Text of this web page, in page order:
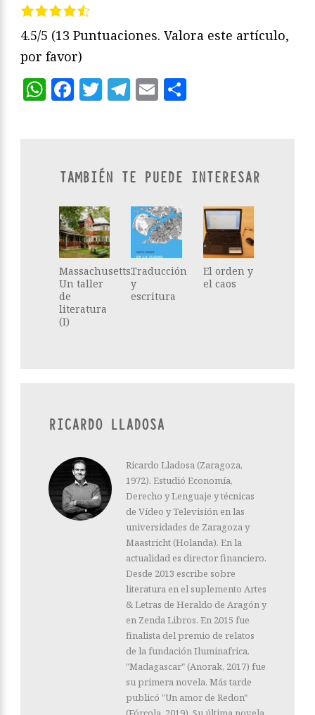
4.5/5 (13 Puntuaciones. Valora este artículo,
por favor)
WhatsApp
Facebook
Twitter
Telegram
Email
TAMBIÉN TE PUEDE INTERESAR
Massachusetts.
Un taller
de
literatura
(I)
Traducción
y
escritura
El orden y
el caos
RICARDO LLADOSA
Ricardo Lladosa (Zaragoza,
1972). Estudió Economía,
Derecho y Lenguaje y técnicas
de Vídeo y Televisión en las
universidades de Zaragoza y
Maastricht (Holanda). En la
actualidad es director financiero.
Desde 2013 escribe sobre
literatura en el suplemento Artes
& Letras de Heraldo de Aragón y
en Zenda Libros. En 2015 fue
finalista del premio de relatos
de la fundación Iluminafrica.
"Madagascar" (Anorak, 2017) fue
su primera novela. Más tarde
publicó "Un amor de Redon"